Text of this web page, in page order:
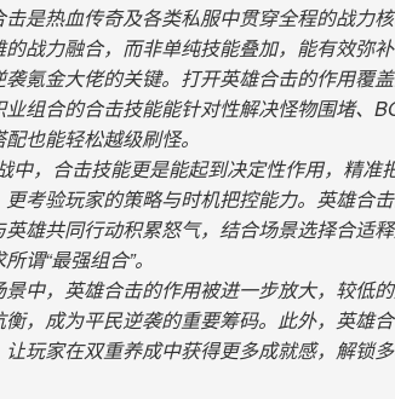
击是热血传奇及各类私服中贯穿全程的战力
的战力融合，而非单纯技能叠加，能有效弥
袭氪金大佬的关键。打开英雄合击的作用覆
业组合的合击技能能针对性解决怪物围堵、
也能轻松越级刷怪。
中，合击技能更是能起到决定性作用，精准
更考验玩家的策略与时机把控能力。英雄合
英雄共同行动积累怒气，结合场景选择合适
谓“最强组合”。
景中，英雄合击的作用被进一步放大，较低
衡，成为平民逆袭的重要筹码。此外，英雄
让玩家在双重养成中获得更多成就感，解锁